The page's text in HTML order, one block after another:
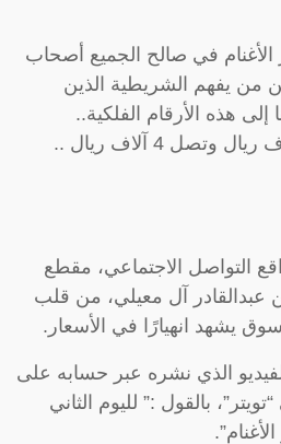
في صالح الجميع أصحاب
من يفهم الشريطية الذين
إلى هذه الأرقام الفلكية..
معقول ضحية بمبلغ ٣ آلاف ريال وتصل 4 آلاف ريال ..
التواصل الاجتماعي، مقطع
عبدالقادر آل معيلي، من قلب
يشهد انهيارًا في الأسعار.
الذي نشره عبر حسابه على
بالقول :” لليوم الثاني